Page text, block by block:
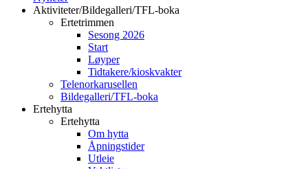
Aktiviteter/Bildegalleri/TFL-boka
Ertetrimmen
Sesong 2026
Start
Løyper
Tidtakere/kioskvakter
Telenorkarusellen
Bildegalleri/TFL-boka
Ertehytta
Ertehytta
Om hytta
Åpningstider
Utleie